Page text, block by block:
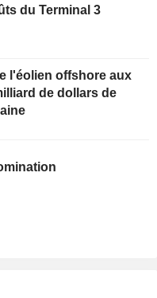
du Terminal 3
l'éolien offshore aux
de dollars de